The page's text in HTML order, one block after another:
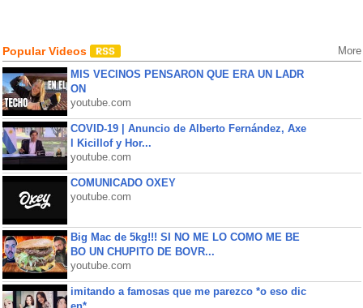
Popular Videos More
MIS VECINOS PENSARON QUE ERA UN LADR
ON
youtube.com
COVID-19 | Anuncio de Alberto Fernández, Axe
l Kicillof y Hor...
youtube.com
COMUNICADO OXEY
youtube.com
Big Mac de 5kg!!! SI NO ME LO COMO ME BE
BO UN CHUPITO DE BOVR...
youtube.com
imitando a famosas que me parezco *o eso dic